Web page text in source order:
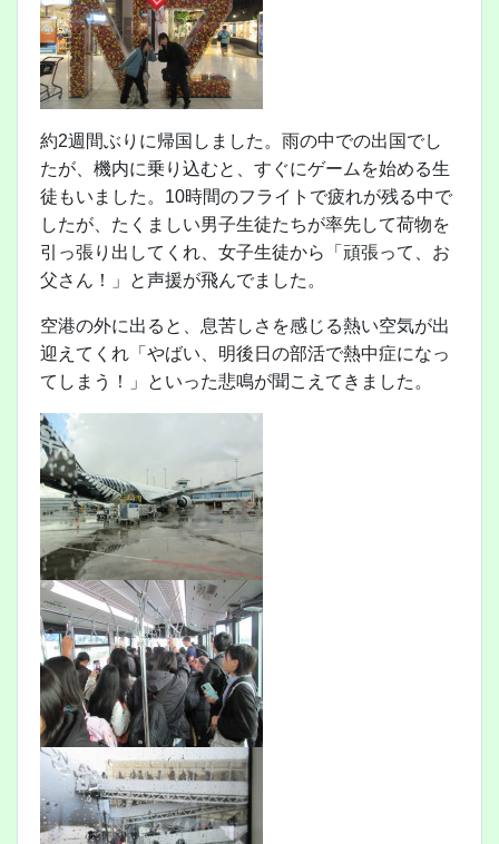
約2週間ぶりに帰国しました。雨の中での出国でし
たが、機内に乗り込むと、すぐにゲームを始める生
徒もいました。10時間のフライトで疲れが残る中で
したが、たくましい男子生徒たちが率先して荷物を
引っ張り出してくれ、女子生徒から「頑張って、お
父さん！」と声援が飛んでました。
空港の外に出ると、息苦しさを感じる熱い空気が出
迎えてくれ「やばい、明後日の部活で熱中症になっ
てしまう！」といった悲鳴が聞こえてきました。